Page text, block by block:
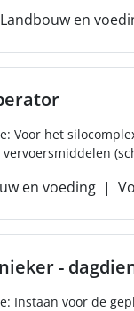
Landbouw en
Voor het
en voeding
-
Instaan voor de